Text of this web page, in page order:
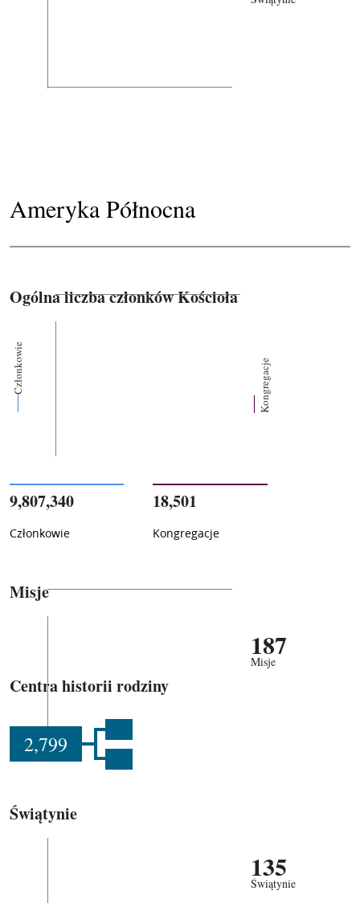
Ameryka Północna
Ogólna liczba członków Kościoła
Członkowie Kongregacje
9,807,340
Członkowie
18,501
Kongregacje
Misje
187
Misje
Centra historii rodziny
2,799
Świątynie
135
Świątynie